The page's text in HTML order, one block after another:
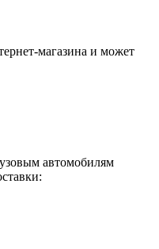
магазина и может
автомобилям